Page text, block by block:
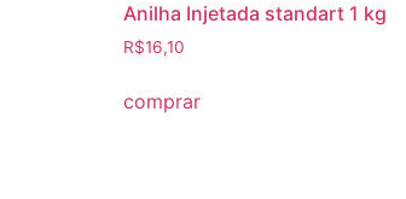
Anilha Injetada standart 1 kg
R$16,10
comprar